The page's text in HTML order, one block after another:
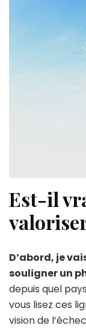
Est-il
D’abord, je
souligner un
depuis quel
vous lisez ces
vision de